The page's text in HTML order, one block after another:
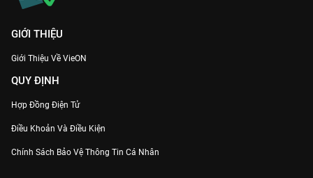
GIỚI THIỆU
Giới Thiệu Về VieON
QUY ĐỊNH
Hợp Đồng Điện Tử
Điều Khoản Và Điều Kiện
Chính Sách Bảo Vệ Thông Tin Cá Nhân